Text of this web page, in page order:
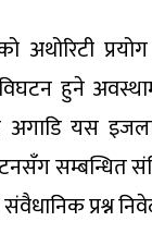
अथोरिटी
हुने
यस
सम्बन्धित
संवैधानिक प्रश्न